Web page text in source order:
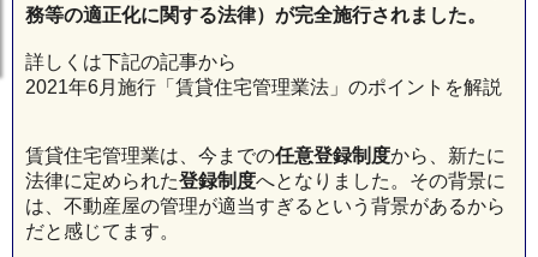
務等の適正化に関する法律）が完全施行されました。
詳しくは下記の記事から
2021年6月施行「賃貸住宅管理業法」のポイントを解説
賃貸住宅管理業は、今までの任意登録制度から、新たに
法律に定められた登録制度へとなりました。その背景に
は、不動産屋の管理が適当すぎるという背景があるから
だと感じてます。